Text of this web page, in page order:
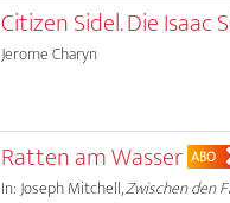
Citizen Sidel. Die Isaac
Jerome Charyn
Ratten am Wasser ABO
In: Joseph Mitchell,Zwischen den